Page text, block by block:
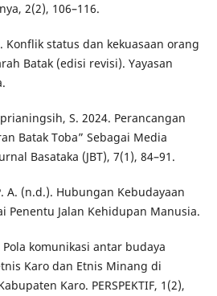
2(2), 106–116.
Konflik status dan kekuasaan orang
Batak (edisi revisi). Yayasan
S. 2024. Perancangan
Batak Toba” Sebagai Media
Basataka (JBT), 7(1), 84–91.
A. (n.d.). Hubungan Kebudayaan
Penentu Jalan Kehidupan Manusia.
Pola komunikasi antar budaya
Karo dan Etnis Minang di
Karo. PERSPEKTIF, 1(2),